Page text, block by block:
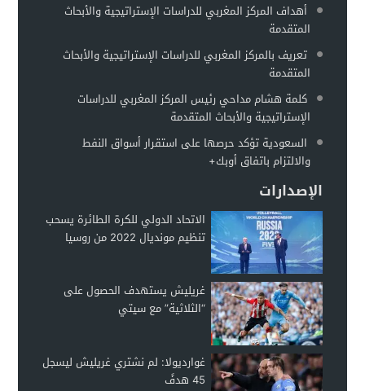
00:13 مطالبات للفيفا بفرض عقوبات على إسرائيل على غرار التعامل
وزير الخارجية الروسي: أوكرانيا تخطط لاستعادة سلاحها النووية
أهداف المركز المغربي للدراسات الإستراتيجية والأبحاث
المتقدمة
تعريف بالمركز المغربي للدراسات الإستراتيجية والأبحاث
المتقدمة
كلمة هشام مداحي رئيس المركز المغربي للدراسات
الإستراتيجية والأبحاث المتقدمة
السعودية تؤكد حرصها على استقرار أسواق النفط
والالتزام باتفاق أوبك+
الإصدارات
الاتحاد الدولي للكرة الطائرة يسحب
تنظيم مونديال 2022 من روسيا
غريليش يستهدف الحصول على
“الثلاثية” مع سيتي
غوارديولا: لم نشتري غريليش ليسجل
45 هدفً